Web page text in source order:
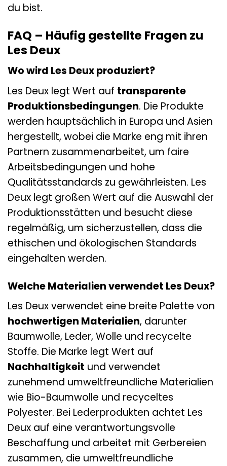
du bist.
FAQ – Häufig gestellte Fragen zu
Les Deux
Wo wird Les Deux produziert?
Les Deux legt Wert auf transparente
Produktionsbedingungen. Die Produkte
werden hauptsächlich in Europa und Asien
hergestellt, wobei die Marke eng mit ihren
Partnern zusammenarbeitet, um faire
Arbeitsbedingungen und hohe
Qualitätsstandards zu gewährleisten. Les
Deux legt großen Wert auf die Auswahl der
Produktionsstätten und besucht diese
regelmäßig, um sicherzustellen, dass die
ethischen und ökologischen Standards
eingehalten werden.
Welche Materialien verwendet Les Deux?
Les Deux verwendet eine breite Palette von
hochwertigen Materialien, darunter
Baumwolle, Leder, Wolle und recycelte
Stoffe. Die Marke legt Wert auf
Nachhaltigkeit und verwendet
zunehmend umweltfreundliche Materialien
wie Bio-Baumwolle und recyceltes
Polyester. Bei Lederprodukten achtet Les
Deux auf eine verantwortungsvolle
Beschaffung und arbeitet mit Gerbereien
zusammen, die umweltfreundliche